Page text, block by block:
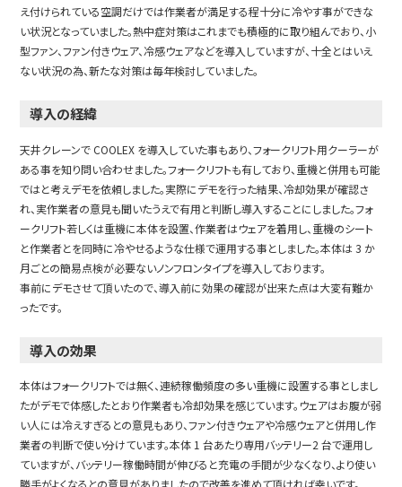
え付けられている空調だけでは作業者が満足する程十分に冷やす事ができな
い状況となっていました。熱中症対策はこれまでも積極的に取り組んでおり、小
型ファン、ファン付きウェア、冷感ウェアなどを導入していますが、十全とはいえ
ない状況の為、新たな対策は毎年検討していました。
導入の経緯
天井クレーンで COOLEX を導入していた事もあり、フォークリフト用クーラーが
ある事を知り問い合わせました。フォークリフトも有しており、重機と併用も可能
ではと考えデモを依頼しました。実際にデモを行った結果、冷却効果が確認さ
れ、実作業者の意見も聞いたうえで有用と判断し導入することにしました。フォ
ークリフト若しくは重機に本体を設置、作業者はウェアを着用し、重機のシート
と作業者とを同時に冷やせるような仕様で運用する事としました。本体は 3 か
月ごとの簡易点検が必要ないノンフロンタイプを導入しております。
事前にデモさせて頂いたので、導入前に効果の確認が出来た点は大変有難か
ったです。
導入の効果
本体はフォークリフトでは無く、連続稼働頻度の多い重機に設置する事としまし
たがデモで体感したとおり作業者も冷却効果を感じています。ウェアはお腹が弱
い人には冷えすぎるとの意見もあり、ファン付きウェアや冷感ウェアと併用し作
業者の判断で使い分けています。本体 1 台あたり専用バッテリー2 台で運用し
ていますが、バッテリー稼働時間が伸びると充電の手間が少なくなり、より使い